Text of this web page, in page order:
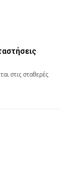
στις σταθερές